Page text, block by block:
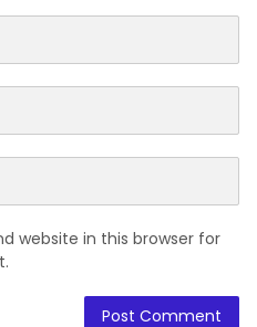
website in this browser for